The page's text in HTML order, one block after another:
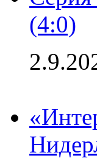
(4:0)